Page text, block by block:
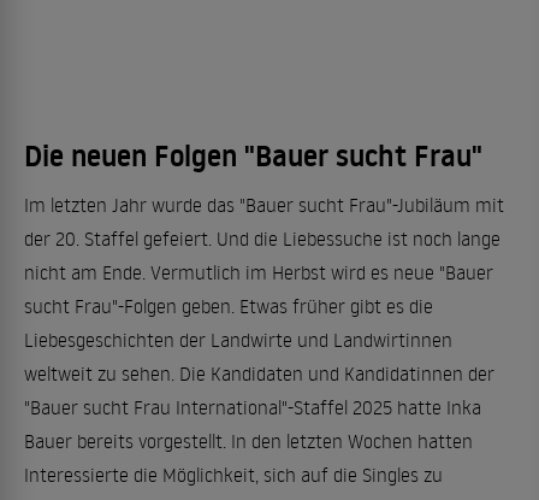
Die neuen Folgen "Bauer sucht Frau"
Im letzten Jahr wurde das "Bauer sucht Frau"-Jubiläum mit
der 20. Staffel gefeiert. Und die Liebessuche ist noch lange
nicht am Ende. Vermutlich im Herbst wird es neue "Bauer
sucht Frau"-Folgen geben. Etwas früher gibt es die
Liebesgeschichten der Landwirte und Landwirtinnen
weltweit zu sehen. Die Kandidaten und Kandidatinnen der
"Bauer sucht Frau International"-Staffel 2025 hatte Inka
Bauer bereits vorgestellt. In den letzten Wochen hatten
Interessierte die Möglichkeit, sich auf die Singles zu